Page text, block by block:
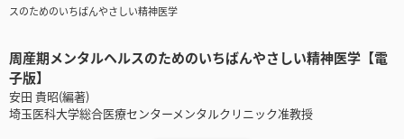
スのためのいちばんやさしい精神医学
周産期メンタルヘルスのためのいちばんやさしい精神医学【電
子版】
安田 貴昭(編著)
埼玉医科大学総合医療センターメンタルクリニック准教授